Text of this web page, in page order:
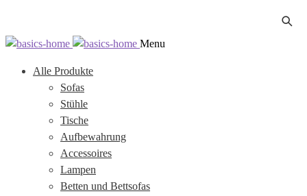
Zur
springen
Zum
springen
Menu
Alle Produkte
Sofas
Stühle
Tische
Aufbewahrung
Accessoires
Lampen
Betten und Bettsofas